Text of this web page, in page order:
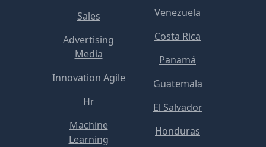
Sales
Advertising
Media
Innovation Agile
Hr
Machine
Learning
Venezuela
Costa Rica
Panamá
Guatemala
El Salvador
Honduras